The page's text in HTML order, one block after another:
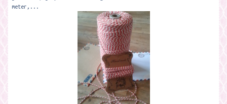
meter,...